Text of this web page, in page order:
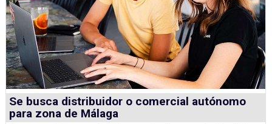
Se busca distribuidor o comercial autónomo
para zona de Málaga